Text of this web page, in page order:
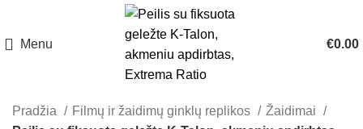
Menu €0.00
Pradžia Filmų ir žaidimų ginklų replikos
Žaidimai